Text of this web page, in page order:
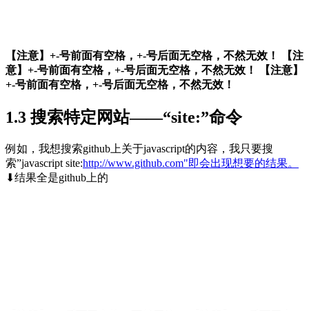
【注意】+-号前面有空格，+-号后面无空格，不然无效！
【注
意】+-号前面有空格，+-号后面无空格，不然无效！
【注意】
+-号前面有空格，+-号后面无空格，不然无效！
1.3 搜索特定网站——“site:”命令
例如，我想搜索github上关于javascript的内容，我只要搜
索”javascript site:http://www.github.com"即会出现想要的结果。
⬇结果全是github上的